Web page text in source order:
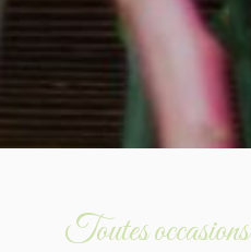
Toutes occasions